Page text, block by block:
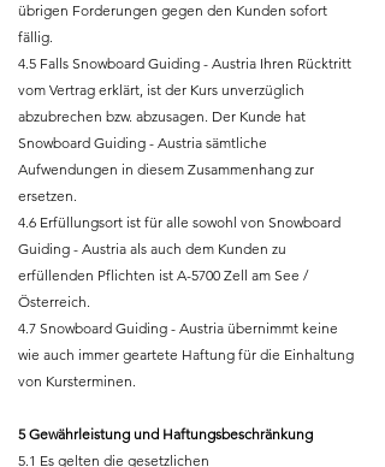
übrigen Forderungen gegen den Kunden sofort
fällig.
4.5 Falls Snowboard Guiding - Austria Ihren Rücktritt
vom Vertrag erklärt, ist der Kurs unverzüglich
abzubrechen bzw. abzusagen. Der Kunde hat
Snowboard Guiding - Austria sämtliche
Aufwendungen in diesem Zusammenhang zur
ersetzen.
4.6 Erfüllungsort ist für alle sowohl von Snowboard
Guiding - Austria als auch dem Kunden zu
erfüllenden Pflichten ist A-5700 Zell am See /
Österreich.
4.7 Snowboard Guiding - Austria übernimmt keine
wie auch immer geartete Haftung für die Einhaltung
von Kursterminen.
5 Gewährleistung und Haftungsbeschränkung
5.1 Es gelten die gesetzlichen